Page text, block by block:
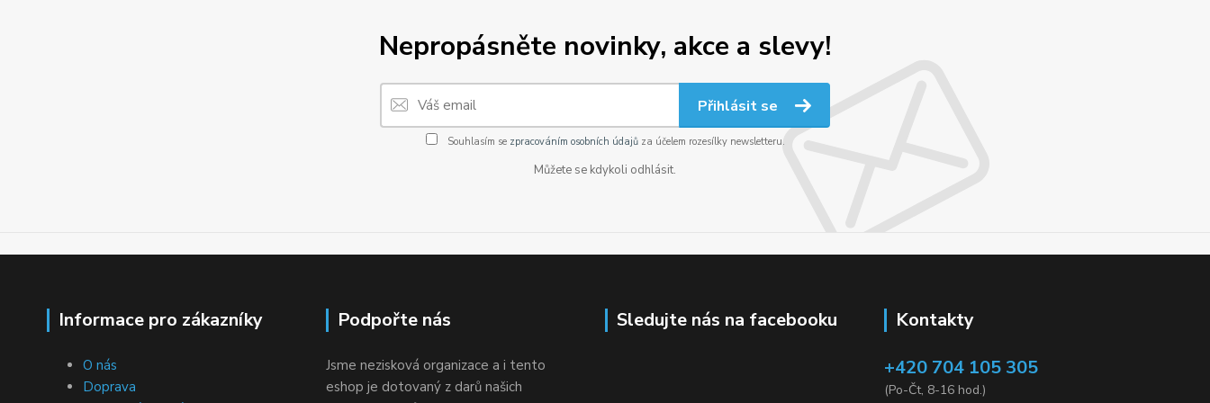
Nepropásněte novinky, akce a slevy!
Přihlásit se
Souhlasím se zpracováním osobních údajůza účelem rozesílky newsletteru.
Můžete se kdykoli odhlásit.
Informace pro zákazníky
O nás
Doprava
Podpořte nás
Jsme nezisková organizace a i tento
eshop je dotovaný z darů našich
Sledujte nás na facebooku
Kontakty
+420 704 105 305
(Po-Čt, 8-16 hod.)